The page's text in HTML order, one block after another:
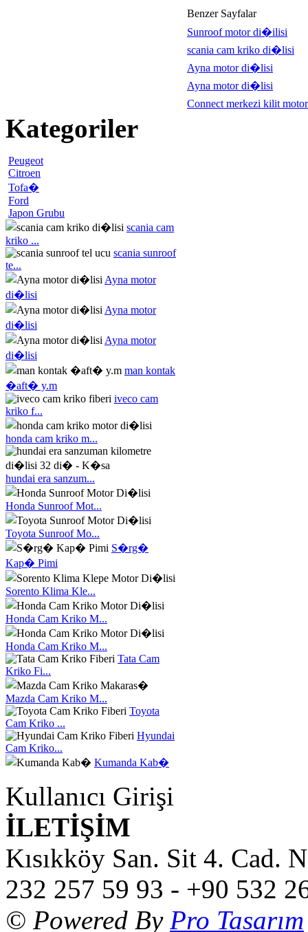
Benzer Sayfalar
Sunroof motor di�ilisi
scania cam kriko di�lisi
Ayna motor di�lisi
Ayna motor di�lisi
Connect merkezi kilit
Kategoriler
Peugeot
Citroen
Tofa�
Ford
Japon Grubu
scania cam
kriko ...
scania sunroof
te...
Ayna motor
di�lisi
Ayna motor
di�lisi
Ayna motor
di�lisi
man kontak
�aft� y.m
iveco cam
kriko f...
honda cam kriko m...
hundai era sanzum...
Honda Sunroof Mot...
Toyota Sunroof Mo...
S�rg�
Kap� Pimi
Sorento Klima Kle...
Honda Cam Kriko M...
Honda Cam Kriko M...
Tata Cam
Kriko Fi...
Mazda Cam Kriko M...
Toyota
Cam Kriko ...
Hyundai
Cam Kriko...
Kumanda Kab�
Kullanıcı Girişi
İLETİŞİM
Kısıkköy San. Sit 4. Cad.
232 257 59 93 - +90 532
© Powered By Pro Tasarım